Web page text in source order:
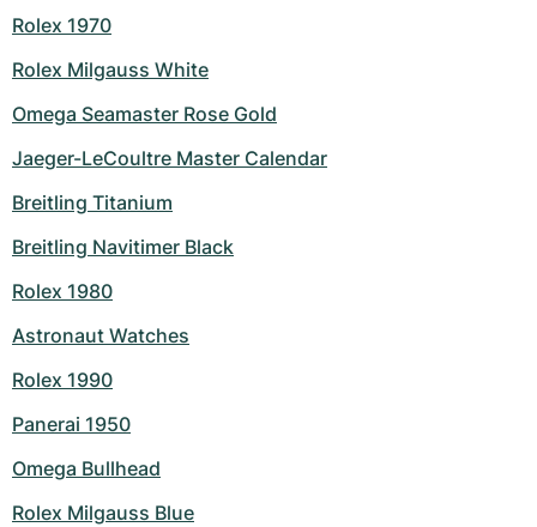
Rolex 1970
Rolex Milgauss White
Omega Seamaster Rose Gold
Jaeger-LeCoultre Master Calendar
Breitling Titanium
Breitling Navitimer Black
Rolex 1980
Astronaut Watches
Rolex 1990
Panerai 1950
Omega Bullhead
Rolex Milgauss Blue